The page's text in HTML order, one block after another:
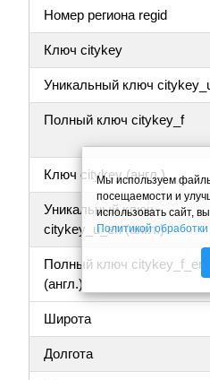
Номер региона regid
Ключ citykey
Уникальный ключ
Полный ключ citykey_f
Ключ citykey (англ.)
Уникальный ключ
citykey_u_en (англ.)
Полный ключ citykey_f_en
(англ.)
Широта
Долгота
Мы используем
посещаемости и
использовать сайт,
Политикой